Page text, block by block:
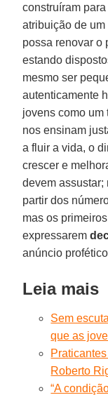
construíram
atribuição de
possa renovar o
estando
mesmo ser
autenticamente
jovens como
nos ensinam
a fluir a vida, o
crescer e
devem assustar;
partir dos
mas os
expressarem
anúncio
Leia mais
Sem
que as
Roberto
“A